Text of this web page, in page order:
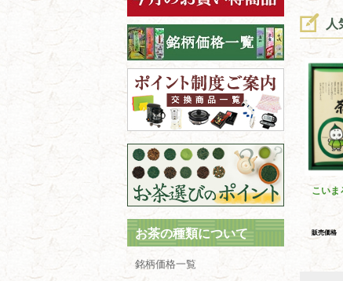
お茶の種類について
銘柄価格一覧
人
こいま
販売価格